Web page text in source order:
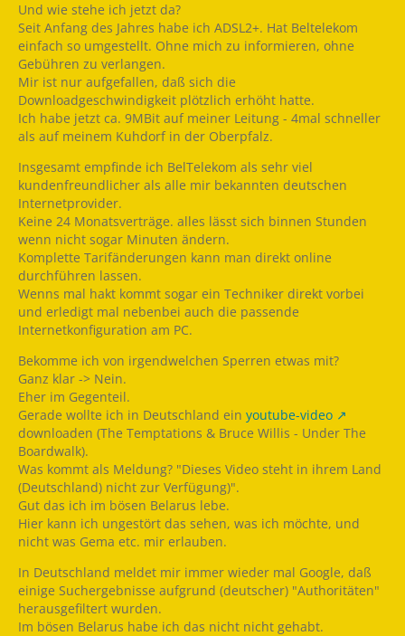
Und wie stehe ich jetzt da?
Seit Anfang des Jahres habe ich ADSL2+. Hat Beltelekom
einfach so umgestellt. Ohne mich zu informieren, ohne
Gebühren zu verlangen.
Mir ist nur aufgefallen, daß sich die
Downloadgeschwindigkeit plötzlich erhöht hatte.
Ich habe jetzt ca. 9MBit auf meiner Leitung - 4mal schneller
als auf meinem Kuhdorf in der Oberpfalz.
Insgesamt empfinde ich BelTelekom als sehr viel
kundenfreundlicher als alle mir bekannten deutschen
Internetprovider.
Keine 24 Monatsverträge. alles lässt sich binnen Stunden
wenn nicht sogar Minuten ändern.
Komplette Tarifänderungen kann man direkt online
durchführen lassen.
Wenns mal hakt kommt sogar ein Techniker direkt vorbei
und erledigt mal nebenbei auch die passende
Internetkonfiguration am PC.
Bekomme ich von irgendwelchen Sperren etwas mit?
Ganz klar -> Nein.
Eher im Gegenteil.
Gerade wollte ich in Deutschland ein youtube-video
downloaden (The Temptations & Bruce Willis - Under The
Boardwalk).
Was kommt als Meldung? "Dieses Video steht in ihrem Land
(Deutschland) nicht zur Verfügung)".
Gut das ich im bösen Belarus lebe.
Hier kann ich ungestört das sehen, was ich möchte, und
nicht was Gema etc. mir erlauben.
In Deutschland meldet mir immer wieder mal Google, daß
einige Suchergebnisse aufgrund (deutscher) "Authoritäten"
herausgefiltert wurden.
Im bösen Belarus habe ich das nicht nicht gehabt.